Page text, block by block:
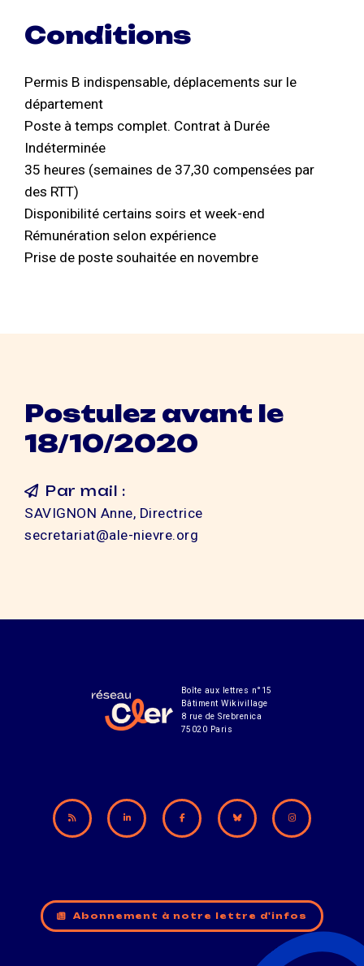
Conditions
Permis B indispensable, déplacements sur le
département
Poste à temps complet. Contrat à Durée
Indéterminée
35 heures (semaines de 37,30 compensées par
des RTT)
Disponibilité certains soirs et week-end
Rémunération selon expérience
Prise de poste souhaitée en novembre
Postulez avant le
18/10/2020
Par mail :
SAVIGNON Anne, Directrice
secretariat@ale-nievre.org
Boîte aux lettres n°15
Bâtiment Wikivillage
8 rue de Srebrenica
75020 Paris
Abonnement à notre lettre d'infos